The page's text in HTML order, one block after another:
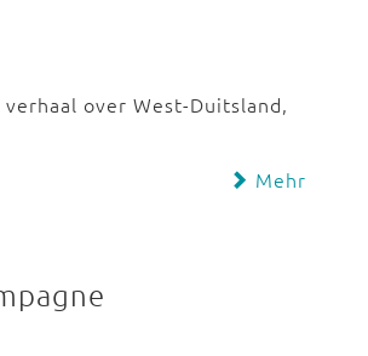
over West-Duitsland,
Mehr